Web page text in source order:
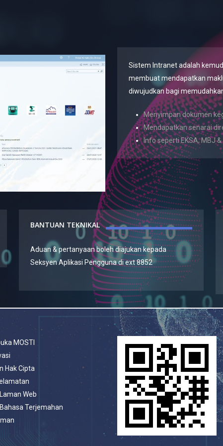
Sistem Intranet adalah
membuat mendapatkan
diwujudkan bagi
Menyimpan dokumen
Mendapatkan senarai
Info seperti EKSA, MBJ &
BANTUAN TEKNIKAL
Aduan & pertanyaan boleh diajukan kepada
Seksyen Aplikasi Pengguna di ext 8852
MOSTI
Hak Cipta
Web
Terjemahan